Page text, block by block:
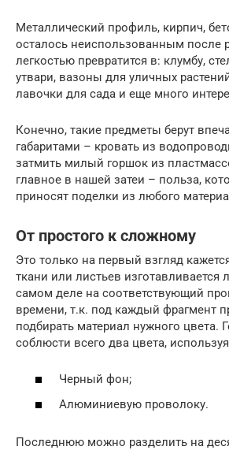
Металлический профиль, кирпич,
осталось неиспользованным после
легкостью превратится в: клумбу,
утвари, вазоны для уличных
лавочки для сада и еще много
Конечно, такие предметы берут
габаритами – кровать из
затмить милый горшок из
главное в нашей затеи – польза,
приносят поделки из любого
От простого к сложному
Это только на первый взгляд
ткани или листьев изготавливается
самом деле на соответствующий
времени, т.к. под каждый фрагмент
подбирать материал нужного цвета.
соблюсти всего два цвета,
Черный фон;
Алюминиевую проволоку.
Последнюю можно разделить на